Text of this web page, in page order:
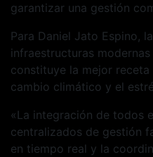
garantizar una gestión
Para Daniel Jato Espino,
infraestructuras
constituye la mejor
cambio climático y el
«La integración de todos
centralizados de gestión
en tiempo real y la